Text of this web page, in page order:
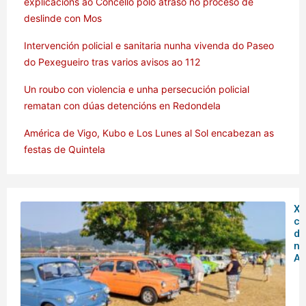
deslinde con Mos
Intervención policial e sanitaria nunha vivenda do Paseo
do Pexegueiro tras varios avisos ao 112
Un roubo con violencia e unha persecución policial
rematan con dúas detencións en Redondela
América de Vigo, Kubo e Los Lunes al Sol encabezan as
festas de Quintela